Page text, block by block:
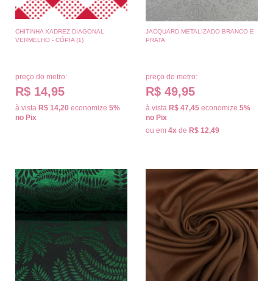
CHITINHA XADREZ DIAGONAL
VERMELHO - CÓPIA (1)
preço do metro:
R$ 14,95
à vista R$ 14,20 economize 5%
no Pix
JACQUARD METALIZADO BRANCO E
PRATA
preço do metro:
R$ 49,95
à vista R$ 47,45 economize 5%
no Pix
ou em 4x de R$ 12,49